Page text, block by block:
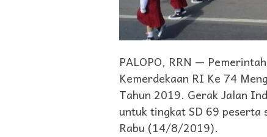
PALOPO, RRN —
Kemerdekaan RI Ke 74
Tahun 2019. Gerak Jalan
untuk tingkat SD 69 peserta
Rabu (14/8/2019).